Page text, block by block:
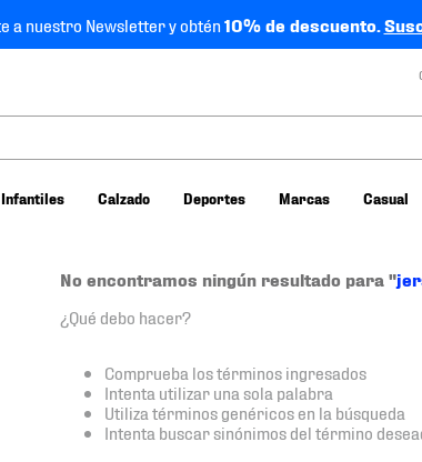
a nuestro Newsletter y obtén10% de descuento.
Infantiles Calzado Deportes Marcas Casual
No encontramos ningún resultado para "
¿Qué debo hacer?
Comprueba los términos ingresados
Intenta utilizar una sola palabra
Utiliza términos genéricos en la búsqueda
Intenta buscar sinónimos del término